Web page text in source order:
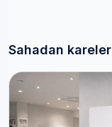
Sahadan kareler